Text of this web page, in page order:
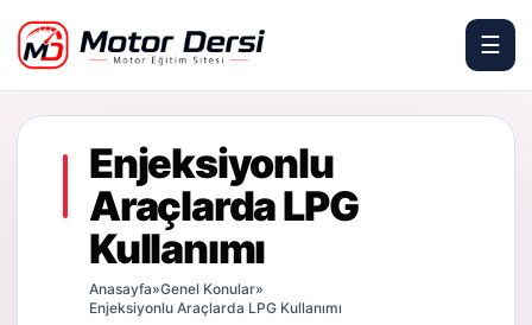
Motor Dersi
☰
Enjeksiyonlu
Araçlarda LPG
Kullanımı
Anasayfa»Genel Konular»
Enjeksiyonlu Araçlarda LPG Kullanımı